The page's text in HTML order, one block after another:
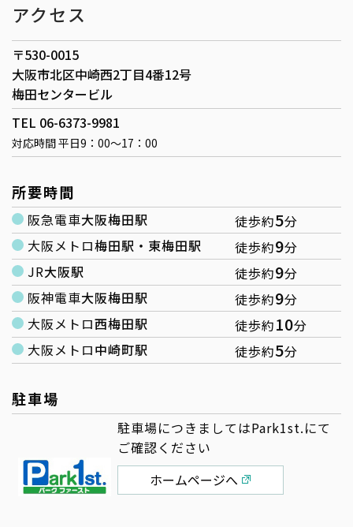
アクセス
〒530-0015
大阪市北区中崎西2丁目4番12号
梅田センタービル
TEL 06-6373-9981
対応時間 平日9：00～17：00
所要時間
阪急電車大阪梅田駅 徒歩約5分
大阪メトロ梅田駅・東梅田駅 徒歩約9分
JR大阪駅 徒歩約9分
阪神電車大阪梅田駅 徒歩約9分
大阪メトロ西梅田駅 徒歩約10分
大阪メトロ中崎町駅 徒歩約5分
駐車場
駐車場につきましてはPark1st.にて
ご確認ください
ホームページへ